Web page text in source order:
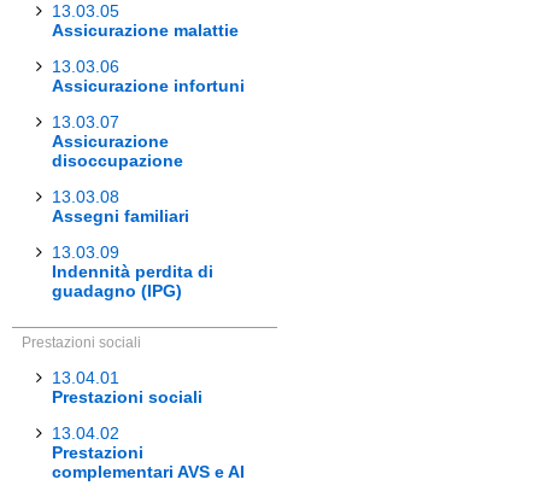
13.03.05
Assicurazione malattie
13.03.06
Assicurazione infortuni
13.03.07
Assicurazione
disoccupazione
13.03.08
Assegni familiari
13.03.09
Indennità perdita di
guadagno (IPG)
Prestazioni sociali
13.04.01
Prestazioni sociali
13.04.02
Prestazioni
complementari AVS e AI